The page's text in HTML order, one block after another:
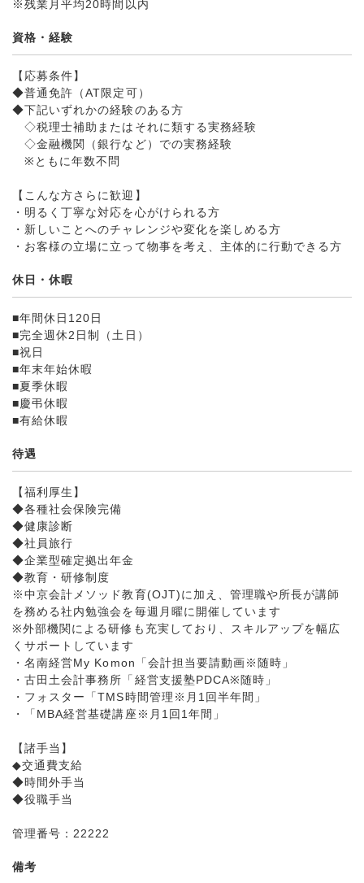
※残業月平均20時間以内
資格・経験
【応募条件】
◆普通免許（AT限定可）
◆下記いずれかの経験のある方
◇税理士補助またはそれに類する実務経験
◇金融機関（銀行など）での実務経験
※ともに年数不問
【こんな方さらに歓迎】
・明るく丁寧な対応を心がけられる方
・新しいことへのチャレンジや変化を楽しめる方
・お客様の立場に立って物事を考え、主体的に行動できる方
休日・休暇
■年間休日120日
■完全週休2日制（土日）
■祝日
■年末年始休暇
■夏季休暇
■慶弔休暇
■有給休暇
待遇
【福利厚生】
◆各種社会保険完備
◆健康診断
◆社員旅行
◆企業型確定拠出年金
◆教育・研修制度
※中京会計メソッド教育(OJT)に加え、管理職や所長が講師
を務める社内勉強会を毎週月曜に開催しています
※外部機関による研修も充実しており、スキルアップを幅広
くサポートしています
・名南経営My Komon「会計担当要請動画※随時」
・古田土会計事務所「経営支援塾PDCA※随時」
・フォスター「TMS時間管理※月1回半年間」
・「MBA経営基礎講座※月1回1年間」
【諸手当】
◆交通費支給
◆時間外手当
◆役職手当
管理番号：22222
備考